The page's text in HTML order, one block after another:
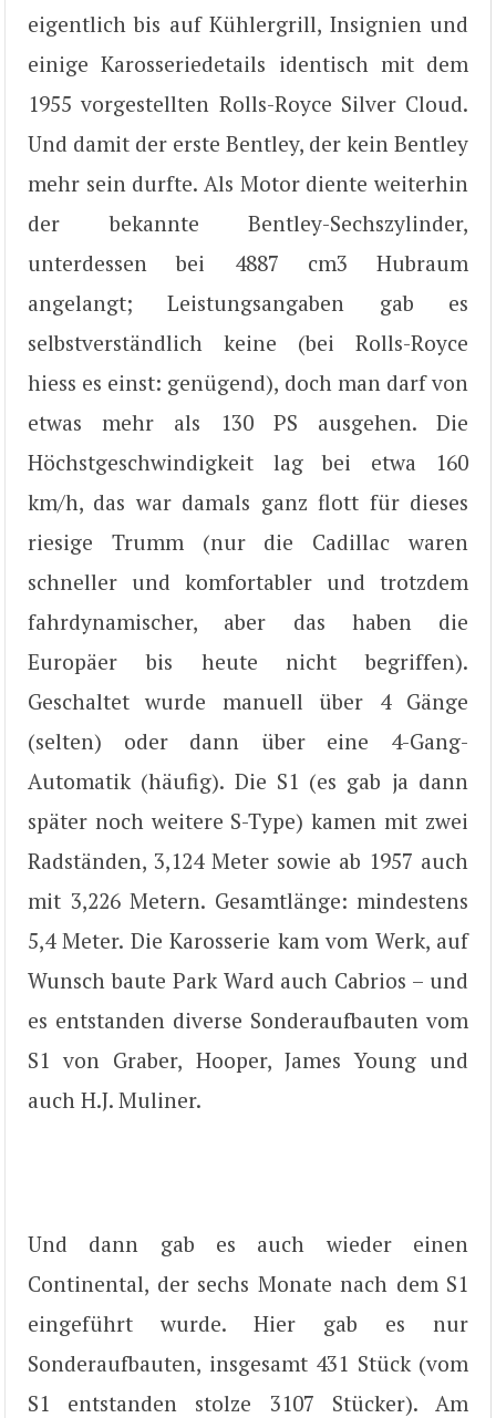
eigentlich bis auf Kühlergrill, Insignien und
einige Karosseriedetails identisch mit dem
1955 vorgestellten Rolls-Royce Silver Cloud.
Und damit der erste Bentley, der kein Bentley
mehr sein durfte. Als Motor diente weiterhin
der bekannte Bentley-Sechszylinder,
unterdessen bei 4887 cm3 Hubraum
angelangt; Leistungsangaben gab es
selbstverständlich keine (bei Rolls-Royce
hiess es einst: genügend), doch man darf von
etwas mehr als 130 PS ausgehen. Die
Höchstgeschwindigkeit lag bei etwa 160
km/h, das war damals ganz flott für dieses
riesige Trumm (nur die Cadillac waren
schneller und komfortabler und trotzdem
fahrdynamischer, aber das haben die
Europäer bis heute nicht begriffen).
Geschaltet wurde manuell über 4 Gänge
(selten) oder dann über eine 4-Gang-
Automatik (häufig). Die S1 (es gab ja dann
später noch weitere S-Type) kamen mit zwei
Radständen, 3,124 Meter sowie ab 1957 auch
mit 3,226 Metern. Gesamtlänge: mindestens
5,4 Meter. Die Karosserie kam vom Werk, auf
Wunsch baute Park Ward auch Cabrios – und
es entstanden diverse Sonderaufbauten vom
S1 von Graber, Hooper, James Young und
auch H.J. Muliner.
Und dann gab es auch wieder einen
Continental, der sechs Monate nach dem S1
eingeführt wurde. Hier gab es nur
Sonderaufbauten, insgesamt 431 Stück (vom
S1 entstanden stolze 3107 Stücker). Am